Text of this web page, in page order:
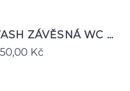
ZÁVĚSNÁ WC …
Kč